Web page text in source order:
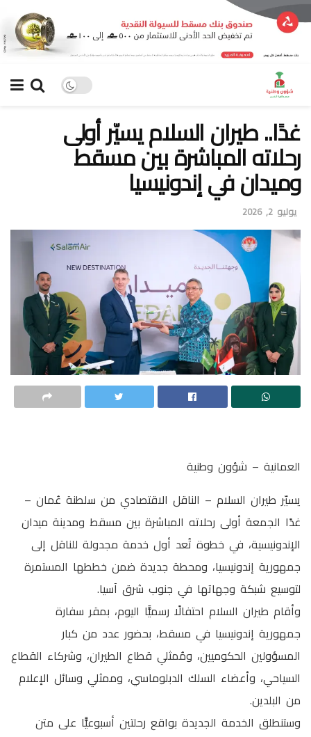
غدًا.. طيران السلام يسيّر أولى
رحلاته المباشرة بين مسقط
وميدان في إندونيسيا
يوليو 2, 2026
العمانية – شؤون وطنية
يسيّر طيران السلام – الناقل الاقتصادي من سلطنة عُمان –
غدًا الجمعة أولى رحلاته المباشرة بين مسقط ومدينة ميدان
الإندونيسية، في خطوة تُعد أول خدمة مجدولة للناقل إلى
جمهورية إندونيسيا، ومحطة جديدة ضمن خططها المستمرة
لتوسيع شبكة وجهاتها في جنوب شرق آسيا.
وأقام طيران السلام احتفالًا رسميًّا اليوم، بمقر سفارة
جمهورية إندونيسيا في مسقط، بحضور عدد من كبار
المسؤولين الحكوميين، ومُمثلي قطاع الطيران، وشركاء القطاع
السياحي، وأعضاء السلك الدبلوماسي، وممثلي وسائل الإعلام
من البلدين.
وستنطلق الخدمة الجديدة بواقع رحلتين أسبوعيًّا على متن